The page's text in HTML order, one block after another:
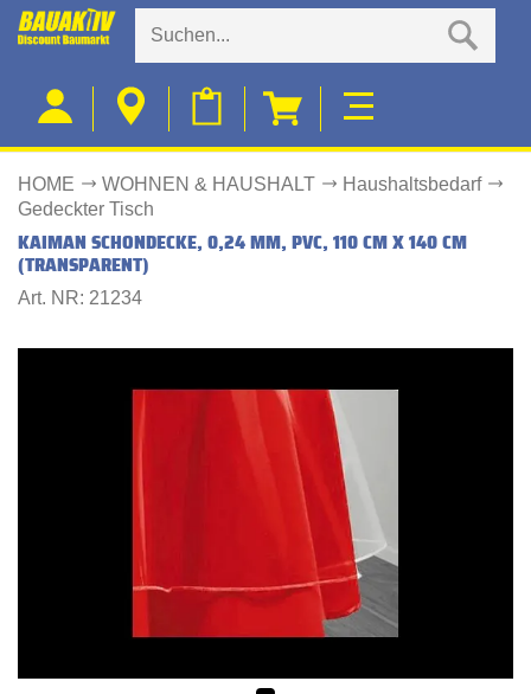
HOME WOHNEN & HAUSHALT
Haushaltsbedarf
Gedeckter Tisch
KAIMAN SCHONDECKE, 0,24 MM, PVC, 110 CM X 140 CM
(TRANSPARENT)
Art. NR: 21234